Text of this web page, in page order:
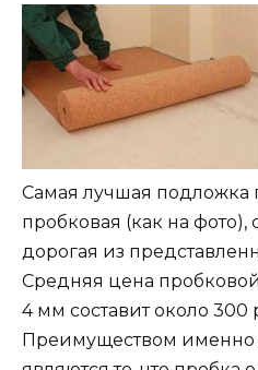
Самая лучшая
пробковая (как на фото),
дорогая из
Средняя цена
4 мм составит около 300
Преимуществом именно